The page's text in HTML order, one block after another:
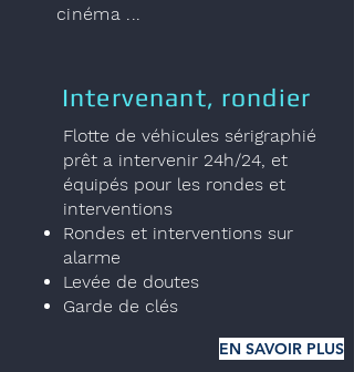
cinéma ...
Intervenant, rondier
Flotte de véhicules sérigraphié
prêt a intervenir 24h/24, et
équipés pour les rondes et
interventions
Rondes et interventions sur
alarme
Levée de doutes
Garde de clés
EN SAVOIR PLUS